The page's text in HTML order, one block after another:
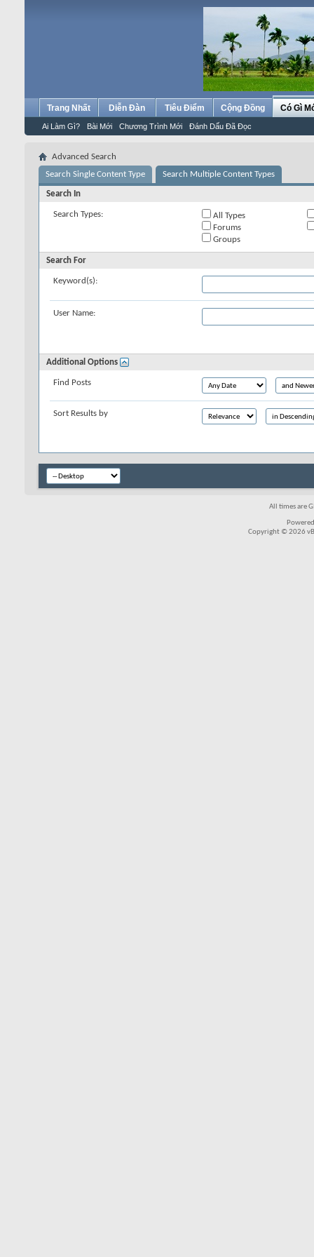
Trang Nhất Diễn Đàn Tiêu Điểm Cộng Đồng Có Gì
Ai Làm Gì? Bài Mới Chương Trình Mới Đánh Dấu Đã Đọc
Advanced Search
Search Single Content Type
Search Multiple Content Types
Search In
Search Types:
All Types
Forums
Groups
Search For
Keyword(s):
User Name:
Additional Options
Find Posts
Sort Results by
All times are
Copyright © 2026